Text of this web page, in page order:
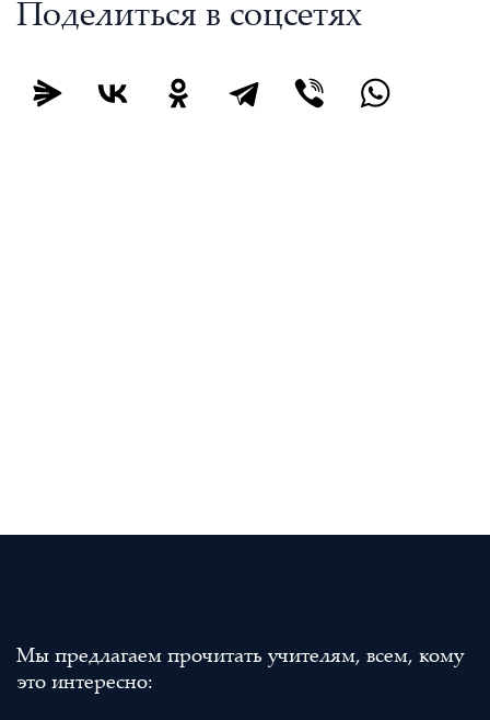
Поделиться в соцсетях
Мы предлагаем прочитать учителям, всем, кому
это интересно: